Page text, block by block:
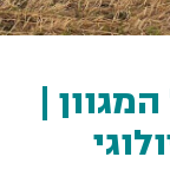
|